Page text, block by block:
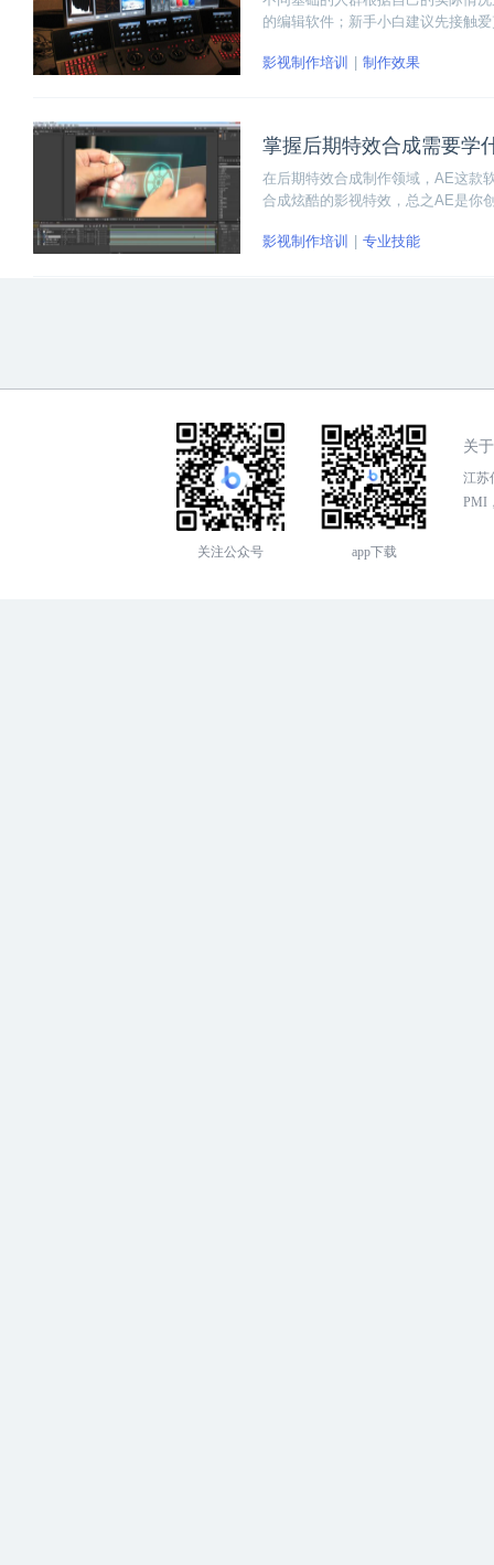
的编辑软件；新手小白建议先接触
合自己的软件。
影视制作培训 制作效果
掌握后期特效合成需要学
在后期特效合成制作领域，AE这款
合成炫酷的影视特效，总之AE是你
影视制作培训
专业技能
关注公众号 app下载
关
江苏
PMI